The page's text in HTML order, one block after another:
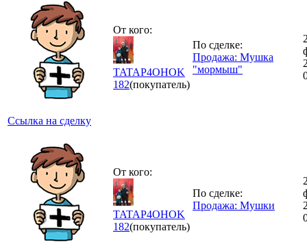
Ссылка на сделку
От кого:
TATAP4OHOK
182(покупатель)
По сделке:
Продажа: Мушка
"мормыш"
От кого:
TATAP4OHOK
182(покупатель)
По сделке:
Продажа: Мушки